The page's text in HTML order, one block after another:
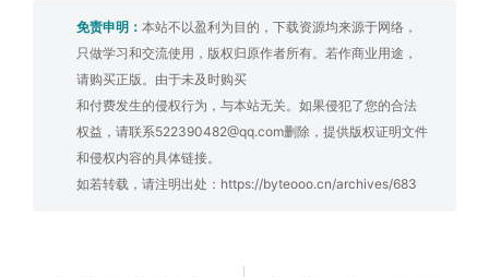
免责申明： 本站不以盈利为目的，下载资源均来源于网络，
只做学习和交流使用，版权归原作者所有。若作商业用途，
请购买正版。由于未及时购买
和付费发生的侵权行为，与本站无关。如果侵犯了您的合法
权益，请联系522390482@qq.com删除，提供版权证明文件
和侵权内容的具体链接。
如若转载，请注明出处： https://byteooo.cn/archives/683